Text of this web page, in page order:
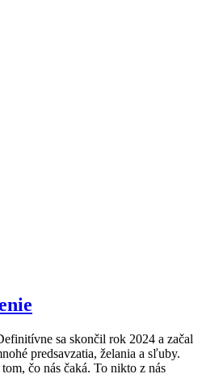
sa skončil rok 2024 a začal
predsavzatia, želania a sľuby.
čo nás čaká. To nikto z nás